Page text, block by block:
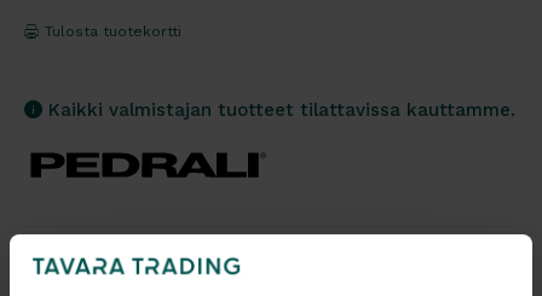
Tulosta tuotekortti
Kaikki valmistajan tuotteet tilattavissa kauttamme.
Tuotekuvaus